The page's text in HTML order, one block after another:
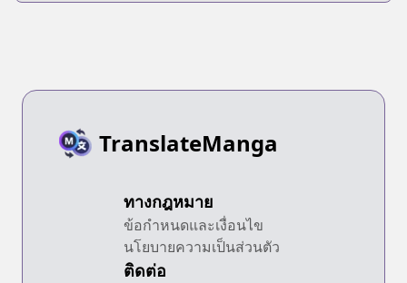
TranslateManga
ทางกฎหมาย
ข้อกำหนดและเงื่อนไข
นโยบายความเป็นส่วนตัว
ติดต่อ